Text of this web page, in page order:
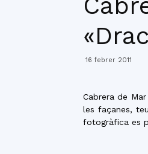
16 febrer 2011
Cabrera de
les façanes,
fotogràfica es